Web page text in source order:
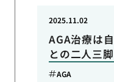
AGA治療は
との二人三脚
2025.11.02
AGA